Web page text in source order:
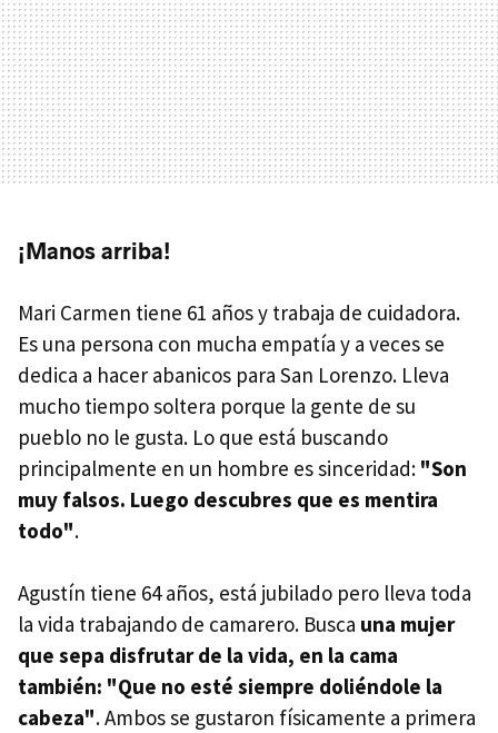
¡Manos arriba!
Mari Carmen tiene 61 años y trabaja de cuidadora.
Es una persona con mucha empatía y a veces se
dedica a hacer abanicos para San Lorenzo. Lleva
mucho tiempo soltera porque la gente de su
pueblo no le gusta. Lo que está buscando
principalmente en un hombre es sinceridad: "Son
muy falsos. Luego descubres que es mentira
todo".
Agustín tiene 64 años, está jubilado pero lleva toda
la vida trabajando de camarero. Busca una mujer
que sepa disfrutar de la vida, en la cama
también: "Que no esté siempre doliéndole la
cabeza". Ambos se gustaron físicamente a primera